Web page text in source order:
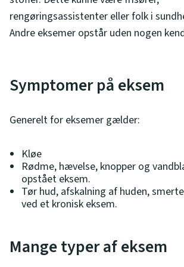
rengøringsassistenter eller folk i
Andre eksemer opstår uden nogen
Symptomer på eksem
Generelt for eksemer gælder:
Kløe
Rødme, hævelse, knopper og
opstået eksem.
Tør hud, afskalning af huden,
ved et kronisk eksem.
Mange typer af eksem